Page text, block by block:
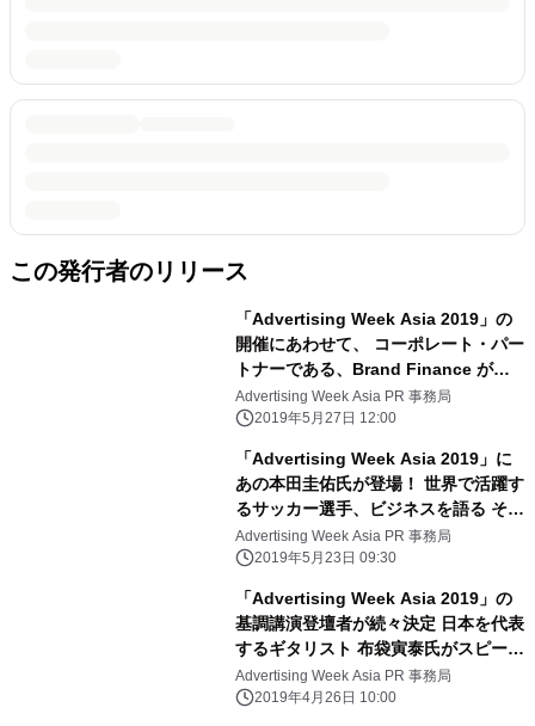
この発行者のリリース
「Advertising Week Asia 2019」の
開催にあわせて、 コーポレート・パー
トナーである、Brand Finance が
“The Brand Finance Japan 100
2019 report” を発表 日本で価値のあ
Advertising Week Asia PR 事務局
2019年5月27日 12:00
「Advertising Week Asia 2019」に
あの本田圭佑氏が登場！ 世界で活躍す
るサッカー選手、ビジネスを語る その
他、約100におよぶ基調講演・セッシ
ョン・イベントが決定
Advertising Week Asia PR 事務局
2019年5月23日 09:30
「Advertising Week Asia 2019」の
基調講演登壇者が続々決定 日本を代表
するギタリスト 布袋寅泰氏がスピーカ
ーとして登壇！ RIZAPグループの松本
氏、Teadsのコカールマン氏も登壇
Advertising Week Asia PR 事務局
2019年4月26日 10:00